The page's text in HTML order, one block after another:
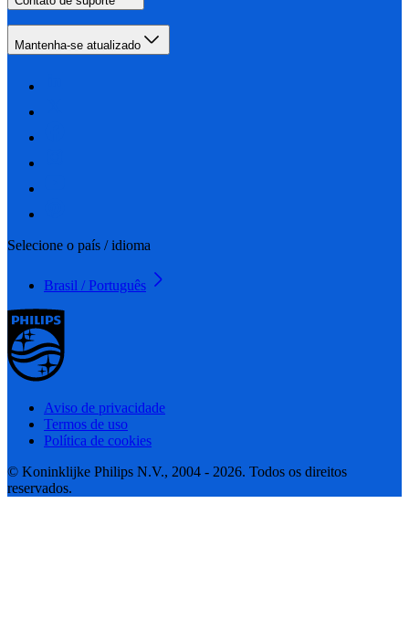
Mantenha-se atualizado
Selecione o país / idioma
Brasil / Português
Aviso de privacidade
Termos de uso
Política de cookies
© Koninklijke Philips N.V., 2004 - 2026. Todos os direitos
reservados.